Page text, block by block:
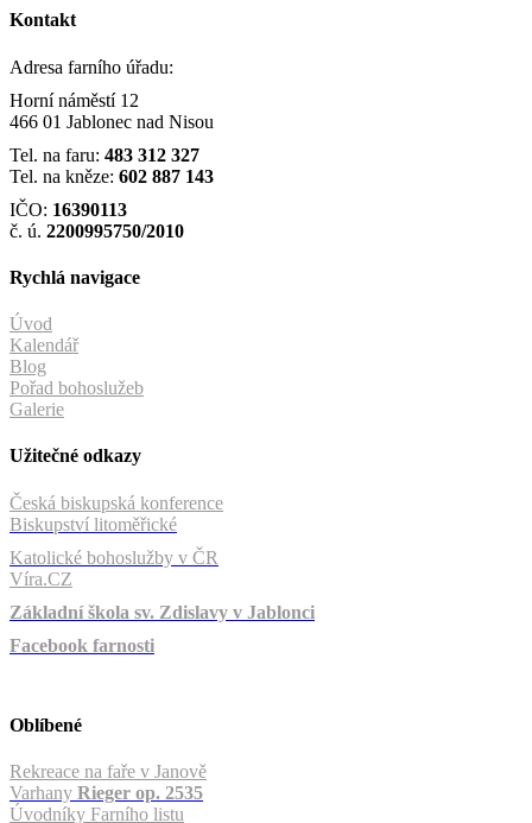
Kontakt
Adresa farního úřadu:
Horní náměstí 12
466 01 Jablonec nad Nisou
Tel. na faru: 483 312 327
Tel. na kněze: 602 887 143
IČO: 16390113
č. ú. 2200995750/2010
Rychlá navigace
Úvod
Kalendář
Blog
Pořad bohoslužeb
Galerie
Užitečné odkazy
Česká biskupská konference
Biskupství litoměřické
Katolické bohoslužby v ČR
Víra.CZ
Základní škola sv. Zdislavy v Jablonci
Facebook farnosti
Oblíbené
Rekreace na faře v Janově
Varhany Rieger op. 2535
Úvodníky Farního listu